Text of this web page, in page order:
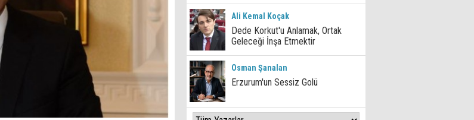
Ali Kemal Koçak
Dede Korkut'u Anlamak, Ortak
Geleceği İnşa Etmektir
Osman Şanalan
Erzurum'un Sessiz Golü